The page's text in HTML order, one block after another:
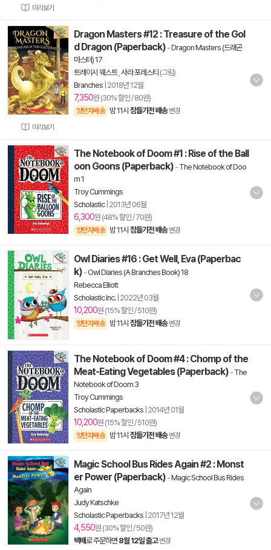
미리보기
미리보기
Dragon Masters #12 : Treasure of the Gol
d Dragon (Paperback) -Dragon Masters (드래곤
마스터) 17
트레이시 웨스트, 사라 포레스티 (그림)
Branches 2018년 12월
7,350원 (30% 할인 / 80원)
양탄자배송 밤 11시 잠들기전 배송 변경
The Notebook of Doom #1 : Rise of the Ball
oon Goons (Paperback) - The Notebook of Doo
m 1
Troy Cummings
Scholastic| 2013년 06월
6,300원 (48% 할인 / 70원)
양탄자배송 밤 11시 잠들기전 배송 변경
Owl Diaries #16 : Get Well, Eva (Paperbac
k) -Owl Diaries (A Branches Book) 18
Rebecca Elliott
Scholastic Inc.| 2022년 03월
10,200원 (15% 할인 / 510원)
양탄자배송 밤 11시 잠들기전 배송 변경
The Notebook of Doom #4 : Chomp of the
Meat-Eating Vegetables (Paperback) - The
Notebook of Doom 3
Troy Cummings
Scholastic Paperbacks 2014년 01월
10,200원 (15% 할인 / 510원)
양탄자배송 밤 11시 잠들기전 배송 변경
Magic School Bus Rides Again #2 : Monst
er Power (Paperback) -Magic School Bus Rides
Again
Judy Katschke
Scholastic Paperbacks 2017년 12월
4,550원 (30% 할인 / 50원)
택배로 주문하면 8월 12일 출고 변경